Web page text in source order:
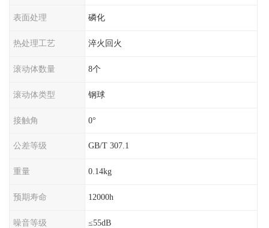
表面处理 磷化
热处理工艺 淬火回火
滚动体数量 8个
滚动体类型 钢球
接触角 0°
公差等级 GB/T 307.1
重量 0.14kg
预期寿命 12000h
噪音等级 ≤55dB